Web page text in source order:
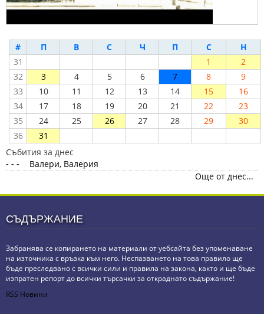
# П В С Ч П С
Н
31
1
2
32
3 4 5 6 7 8
9
33
10 11 12 13 14 15
16
34
17 18 19 20 21 22
23
35
24 25 26 27 28 29
30
36
31
Събития за днес
- - -
Валери, Валерия
Още от днес...
СЪДЪРЖАНИЕ
Забранява се копирането на материали от уебсайта без упоменаване
на източника с връзка към него. Неспазването на това правило ще
бъде преследвано с всички сили и правила на закона, както и ще бъде
изпратен репорт до всички търсачки за откраднато съдържание!
RSS Новини